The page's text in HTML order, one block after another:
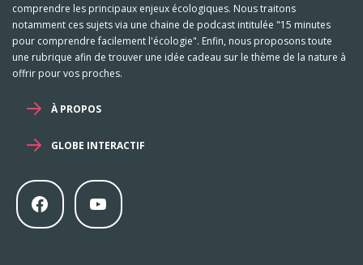
comprendre les principaux enjeux écologiques. Nous traitons
notamment ces sujets via une chaine de podcast intitulée "15 minutes
pour comprendre facilement l'écologie". Enfin, nous proposons toute
une rubrique afin de trouver une idée cadeau sur le thème de la nature à
offrir pour vos proches.
À PROPOS
GLOBE INTERACTIF